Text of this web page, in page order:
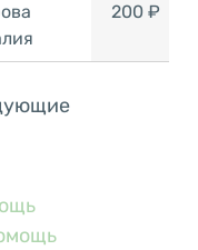
200 ₽